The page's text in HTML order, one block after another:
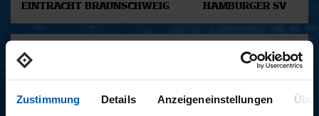
Zustimmung Details Anzeigeneinstellungen
EINTRACHT BRAUNSCHWEIG
HAMBURGER SV
ALWAYS HAMBURG - DAS
BONUSMATERIAL